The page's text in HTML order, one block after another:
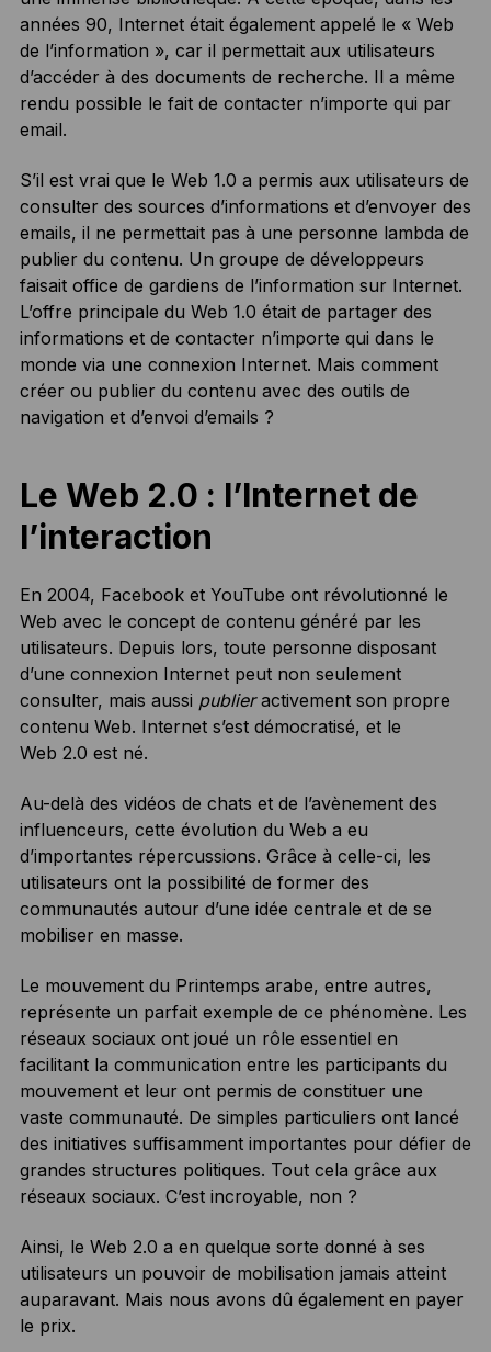
années 90, Internet était également appelé le « Web
de l’information », car il permettait aux utilisateurs
d’accéder à des documents de recherche. Il a même
rendu possible le fait de contacter n’importe qui par
email.
S’il est vrai que le Web 1.0 a permis aux utilisateurs de
consulter des sources d’informations et d’envoyer des
emails, il ne permettait pas à une personne lambda de
publier du contenu. Un groupe de développeurs
faisait office de gardiens de l’information sur Internet.
L’offre principale du Web 1.0 était de partager des
informations et de contacter n’importe qui dans le
monde via une connexion Internet. Mais comment
créer ou publier du contenu avec des outils de
navigation et d’envoi d’emails ?
Le Web 2.0 : l’Internet de
l’interaction
En 2004, Facebook et YouTube ont révolutionné le
Web avec le concept de contenu généré par les
utilisateurs. Depuis lors, toute personne disposant
d’une connexion Internet peut non seulement
consulter, mais aussi publieractivement son propre
contenu Web. Internet s’est démocratisé, et le
Web 2.0 est né.
Au-delà des vidéos de chats et de l’avènement des
influenceurs, cette évolution du Web a eu
d’importantes répercussions. Grâce à celle-ci, les
utilisateurs ont la possibilité de former des
communautés autour d’une idée centrale et de se
mobiliser en masse.
Le mouvement du Printemps arabe, entre autres,
représente un parfait exemple de ce phénomène. Les
réseaux sociaux ont joué un rôle essentiel en
facilitant la communication entre les participants du
mouvement et leur ont permis de constituer une
vaste communauté. De simples particuliers ont lancé
des initiatives suffisamment importantes pour défier de
grandes structures politiques. Tout cela grâce aux
réseaux sociaux. C’est incroyable, non ?
Ainsi, le Web 2.0 a en quelque sorte donné à ses
utilisateurs un pouvoir de mobilisation jamais atteint
auparavant. Mais nous avons dû également en payer
le prix.